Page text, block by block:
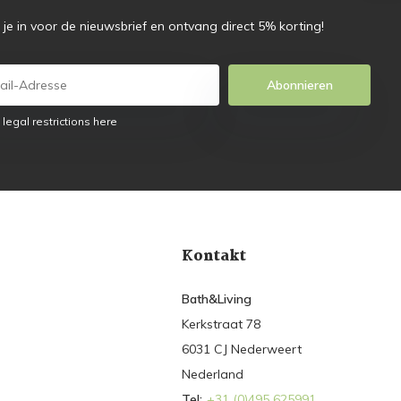
je in voor de nieuwsbrief en ontvang direct 5% korting!
Abonnieren
legal restrictions here
Kontakt
Bath&Living
Kerkstraat 78
6031 CJ Nederweert
Nederland